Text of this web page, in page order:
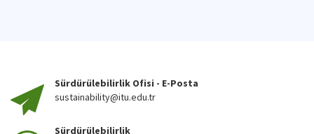
Sürdürülebilirlik Ofisi - E-Posta
sustainability@itu.edu.tr
Sürdürülebilirlik